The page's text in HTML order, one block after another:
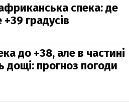
спека: де
градусів
до +38, але в частині
дощі: прогноз погоди